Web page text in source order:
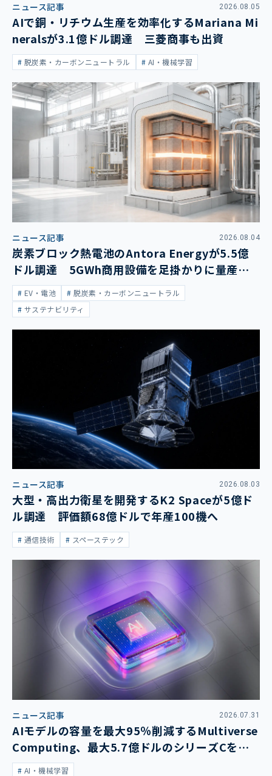
ニュース記事 2026.08.05
AIで銅・リチウム生産を効率化するMariana Mi
neralsが3.1億ドル調達 三菱商事も出資
脱炭素・カーボンニュートラル AI・機械学習
ニュース記事 2026.08.04
炭素ブロック熱電池のAntora Energyが5.5億
ドル調達 5GWh商用設備を足掛かりに量産拡
大EV・電池
脱炭素・カーボンニュートラル
サステナビリティ
ニュース記事 2026.08.03
大型・高出力衛星を開発するK2 Spaceが5億ド
ル調達 評価額68億ドルで年産100機へ
通信技術 スペーステック
ニュース記事 2026.07.31
AIモデルの容量を最大95％削減するMultiverse
Computing、最大5.7億ドルのシリーズCを発
表AI・機械学習